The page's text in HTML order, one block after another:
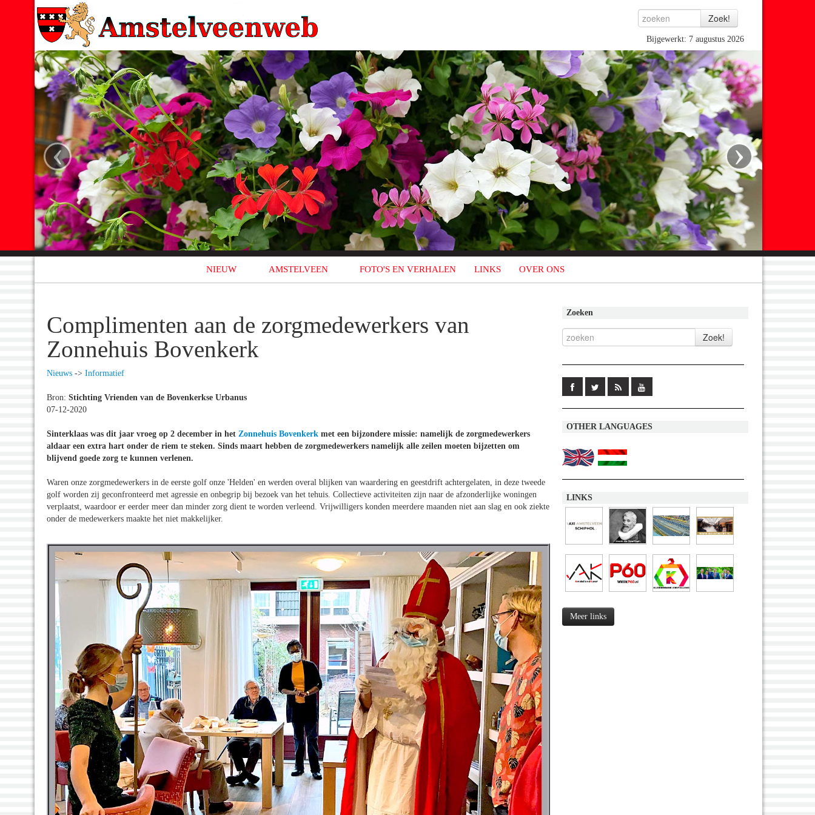
Bijgewerkt: 7 augustus 2026
‹ ›
NIEUW AMSTELVEEN FOTO'S EN VERHALEN LINKS OVER ONS
Complimenten aan de zorgmedewerkers van
Zonnehuis Bovenkerk
Nieuws -> Informatief
Bron: Stichting Vrienden van de Bovenkerkse Urbanus
07-12-2020
Sinterklaas was dit jaar vroeg op 2 december in het Zonnehuis Bovenkerk met een bijzondere missie: namelijk de zorgmedewerkers
aldaar een extra hart onder de riem te steken. Sinds maart hebben de zorgmedewerkers namelijk alle zeilen moeten bijzetten om
blijvend goede zorg te kunnen verlenen.
Waren onze zorgmedewerkers in de eerste golf onze 'Helden' en werden overal blijken van waardering en geestdrift achtergelaten, in deze tweede
golf worden zij geconfronteerd met agressie en onbegrip bij bezoek van het tehuis. Collectieve activiteiten zijn naar de afzonderlijke woningen
verplaatst, waardoor er eerder meer dan minder zorg dient te worden verleend. Vrijwilligers konden meerdere maanden niet aan slag en ook ziekte
onder de medewerkers maakte het niet makkelijker.
Zoeken
OTHER LANGUAGES
LINKS
Meer links